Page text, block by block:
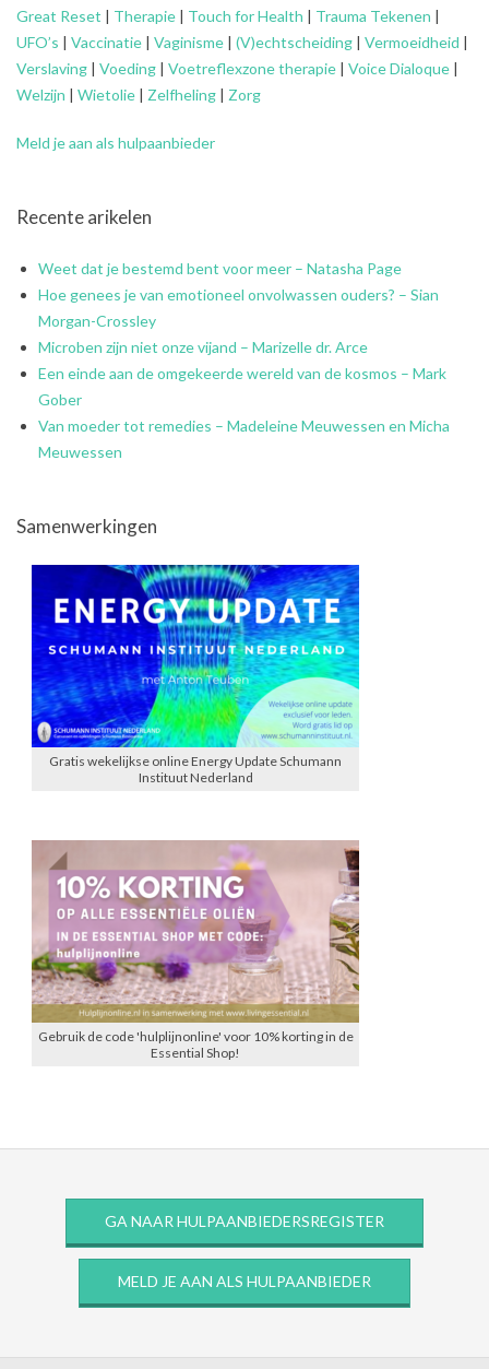
Great Reset | Therapie | Touch for Health | Trauma Tekenen |
UFO’s | Vaccinatie | Vaginisme | (V)echtscheiding | Vermoeidheid |
Verslaving | Voeding | Voetreflexzone therapie | Voice Dialoque |
Welzijn | Wietolie | Zelfheling | Zorg
Meld je aan als hulpaanbieder
Recente arikelen
Weet dat je bestemd bent voor meer – Natasha Page
Hoe genees je van emotioneel onvolwassen ouders? – Sian
Morgan-Crossley
Microben zijn niet onze vijand – Marizelle dr. Arce
Een einde aan de omgekeerde wereld van de kosmos – Mark
Gober
Van moeder tot remedies – Madeleine Meuwessen en Micha
Meuwessen
Samenwerkingen
Gratis wekelijkse online Energy Update Schumann
Instituut Nederland
Gebruik de code 'hulplijnonline' voor 10% korting in de
Essential Shop!
GA NAAR HULPAANBIEDERSREGISTER
MELD JE AAN ALS HULPAANBIEDER